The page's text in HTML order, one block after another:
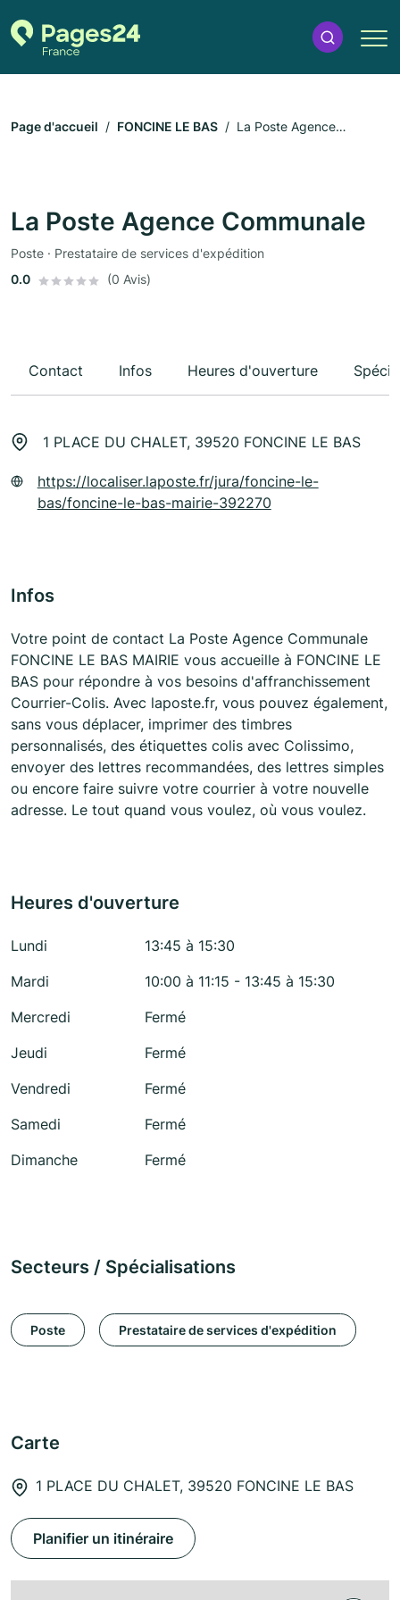
Page d'accueil FONCINE LE BAS
La Poste Agence
La Poste Agence Communale
Poste · Prestataire de services d'expédition
0.0
(0 Avis)
Contact Infos Heures d'ouverture
1 PLACE DU CHALET, 39520 FONCINE LE BAS
https://localiser.laposte.fr/jura/foncine-le-
bas/foncine-le-bas-mairie-392270
Infos
Votre point de contact La Poste Agence Communale
FONCINE LE BAS MAIRIE vous accueille à FONCINE LE
BAS pour répondre à vos besoins d'affranchissement
Courrier-Colis. Avec laposte.fr, vous pouvez également,
sans vous déplacer, imprimer des timbres
personnalisés, des étiquettes colis avec Colissimo,
envoyer des lettres recommandées, des lettres simples
ou encore faire suivre votre courrier à votre nouvelle
adresse. Le tout quand vous voulez, où vous voulez.
Heures d'ouverture
Lundi
13:45 à 15:30
Mardi
10:00 à 11:15 - 13:45 à 15:30
Mercredi
Fermé
Jeudi
Fermé
Vendredi
Fermé
Samedi
Fermé
Dimanche
Fermé
Secteurs / Spécialisations
Poste Prestataire de services d'expédition
Carte
1 PLACE DU CHALET, 39520 FONCINE LE BAS
Planifier un itinéraire